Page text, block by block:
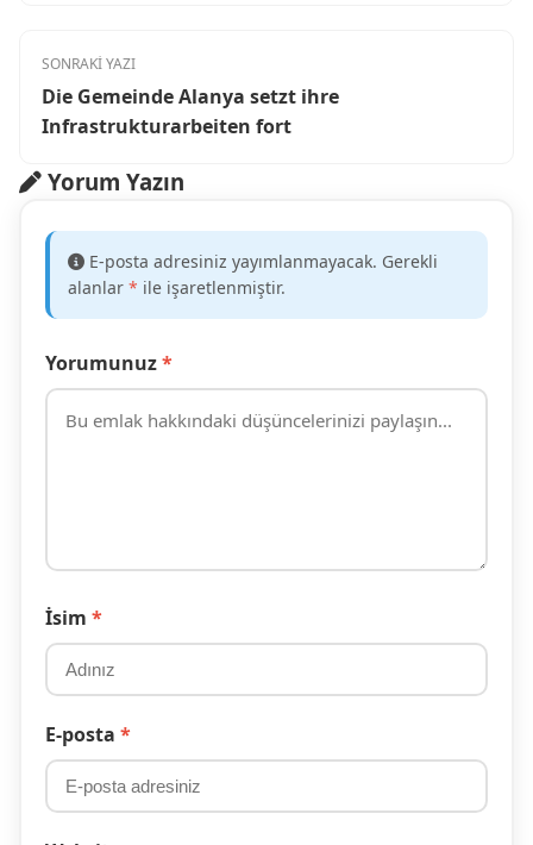
SONRAKİ YAZI
Die Gemeinde Alanya setzt ihre
Infrastrukturarbeiten fort
Yorum Yazın
E-posta adresiniz yayımlanmayacak. Gerekli
alanlar * ile işaretlenmiştir.
Yorumunuz*
İsim *
E-posta *